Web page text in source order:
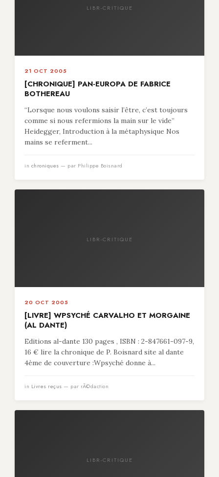
LIBR-CRITIQUE
21 OCT 2005
[CHRONIQUE] PAN-EUROPA DE FABRICE
BOTHEREAU
“Lorsque nous voulons saisir l’être, c’est toujours
comme si nous refermions la main sur le vide”
Heidegger, Introduction à la métaphysique Nos
mains se referment...
in chroniques — par Philippe Boisnard
LIBR-CRITIQUE
20 OCT 2005
[LIVRE] WPSYCHÉ CARVALHO ET MORGAINE
(AL DANTE)
Editions al-dante 130 pages , ISBN : 2-847661-097-9,
16 € lire la chronique de P. Boisnard site al dante
4ème de couverture :Wpsyché donne à...
in Livres reçus — par rÃ©daction
LIBR-CRITIQUE